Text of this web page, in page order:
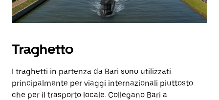
Traghetto
I traghetti in partenza da Bari sono utilizzati
principalmente per viaggi internazionali piuttosto
che per il trasporto locale. Collegano Bari a